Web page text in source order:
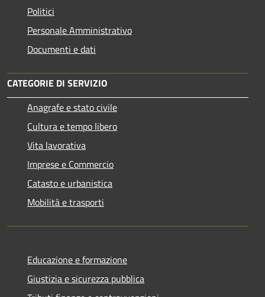
Politici
Personale Amministrativo
Documenti e dati
CATEGORIE DI SERVIZIO
Anagrafe e stato civile
Cultura e tempo libero
Vita lavorativa
Imprese e Commercio
Catasto e urbanistica
Mobilità e trasporti
Educazione e formazione
Giustizia e sicurezza pubblica